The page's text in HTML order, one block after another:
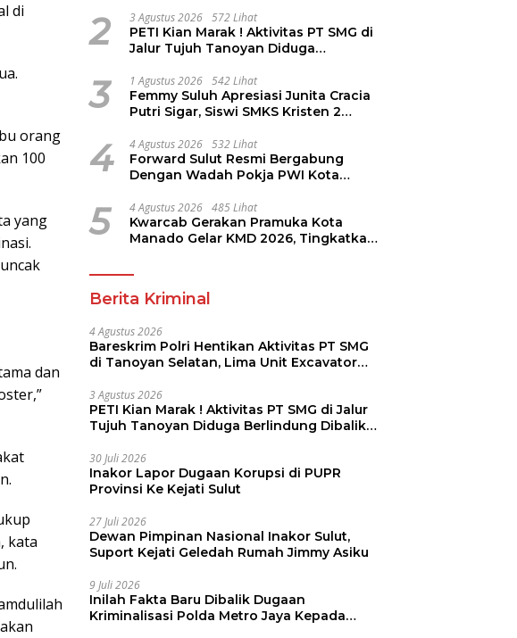
di
orang
100
yang
dan
kata
2 3 Agustus 2026 572 Lihat
PETI Kian Marak ! Aktivitas PT SMG di
Jalur Tujuh Tanoyan Diduga
3 1 Agustus 2026 542 Lihat
Femmy Suluh Apresiasi Junita Cracia
Putri Sigar, Siswi SMKS Kristen 2
Dikmen Nasional 2026
4 4 Agustus 2026 532 Lihat
Forward Sulut Resmi Bergabung
Dengan Wadah Pokja PWI Kota
5 4 Agustus 2026 485 Lihat
Kwarcab Gerakan Pramuka Kota
Manado Gelar KMD 2026, Tingkatkan
Pramuka
Berita Kriminal
4 Agustus 2026
Bareskrim Polri Hentikan Aktivitas PT SMG
di Tanoyan Selatan, Lima Unit Excavator
3 Agustus 2026
PETI Kian Marak ! Aktivitas PT SMG di Jalur
Tujuh Tanoyan Diduga Berlindung Dibalik
30 Juli 2026
Inakor Lapor Dugaan Korupsi di PUPR
Provinsi Ke Kejati Sulut
27 Juli 2026
Dewan Pimpinan Nasional Inakor Sulut,
Suport Kejati Geledah Rumah Jimmy Asiku
9 Juli 2026
Inilah Fakta Baru Dibalik Dugaan
Kriminalisasi Polda Metro Jaya Kepada